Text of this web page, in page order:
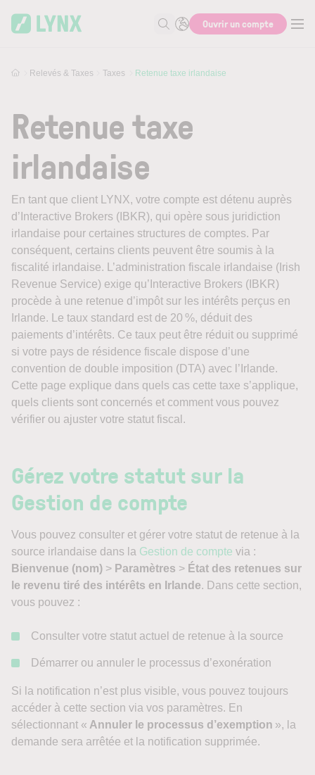
RechercheOuvrir un compte
Relevés & Taxes Taxes Retenue taxe irlandaise
Retenue taxe
irlandaise
En tant que client LYNX, votre compte est détenu auprès
d’Interactive Brokers (IBKR), qui opère sous juridiction
irlandaise pour certaines structures de comptes. Par
conséquent, certains clients peuvent être soumis à la
fiscalité irlandaise. L’administration fiscale irlandaise (Irish
Revenue Service) exige qu’Interactive Brokers (IBKR)
procède à une retenue d’impôt sur les intérêts perçus en
Irlande. Le taux standard est de 20 %, déduit des
paiements d’intérêts. Ce taux peut être réduit ou supprimé
si votre pays de résidence fiscale dispose d’une
convention de double imposition (DTA) avec l’Irlande.
Cette page explique dans quels cas cette taxe s’applique,
quels clients sont concernés et comment vous pouvez
vérifier ou ajuster votre statut fiscal.
Gérez votre statut sur la
Gestion de compte
Vous pouvez consulter et gérer votre statut de retenue à la
source irlandaise dans la Gestion de compte via :
Bienvenue (nom) > Paramètres > État des retenues sur
le revenu tiré des intérêts en Irlande. Dans cette section,
vous pouvez :
Consulter votre statut actuel de retenue à la source
Démarrer ou annuler le processus d’exonération
Si la notification n’est plus visible, vous pouvez toujours
accéder à cette section via vos paramètres. En
sélectionnant « Annuler le processus d’exemption », la
demande sera arrêtée et la notification supprimée.